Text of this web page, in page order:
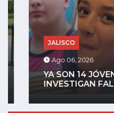
JALISCO
Ago 06, 2026
YA SON 14 JÓVENES
INVESTIGAN